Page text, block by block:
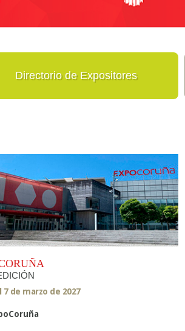
Directorio de Expositores
7 de marzo de 2027